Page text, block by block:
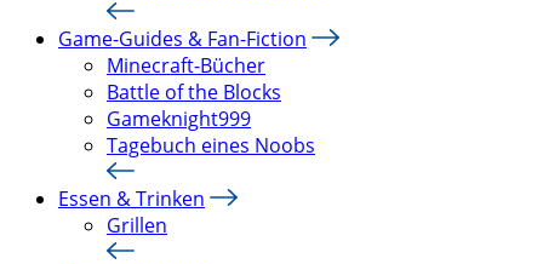
Game-Guides & Fan-Fiction
Minecraft-Bücher
Battle of the Blocks
Gameknight999
Tagebuch eines Noobs
Essen & Trinken
Grillen